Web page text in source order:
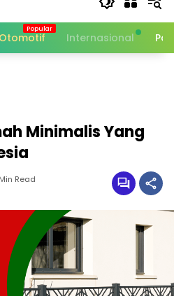
Otomotif Internasional
Minimalis Yang
Read